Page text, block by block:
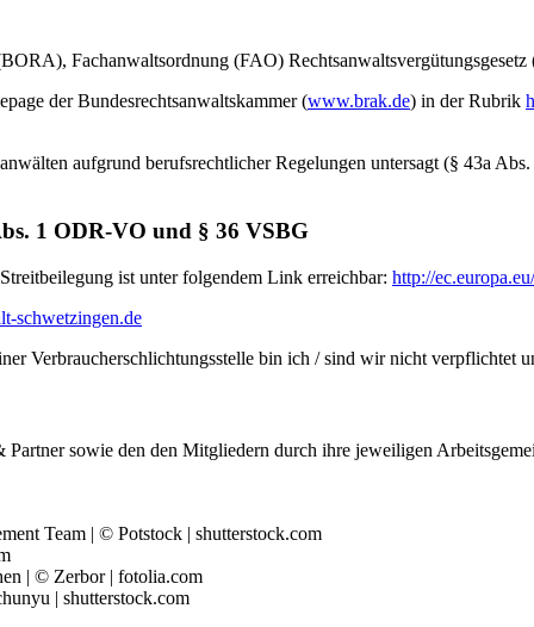
Fachanwaltsordnung (FAO)
der Bundesrechtsanwaltskammer (www.brak.de) in der Rubrik
aufgrund berufsrechtlicher Regelungen untersagt (§ 43a
1 ODR-VO und § 36 VSBG
ist unter folgendem Link erreichbar: http://
schwetzingen.de
Verbraucherschlichtungsstelle bin ich / sind wir nicht verpflichtet
sowie den den Mitgliedern durch ihre jeweiligen
Team | © Potstock | shutterstock.com
| © Zerbor | fotolia.com
| shutterstock.com